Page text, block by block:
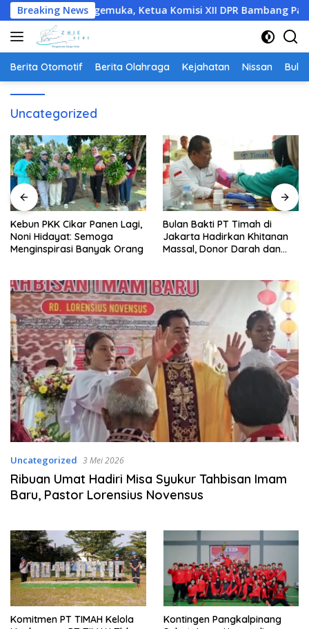
Langsung
ke
konten
Breaking News
Mengemuka, Ketua Komisi XII DPR Bambang Patijaya
Berita Otomotif Berita Olahraga Kejahatan Nissan
Uncategorized
Kebun PKK Cikar Panen Lagi,
Noni Hidayat: Semoga
Menginspirasi Banyak Orang
Bulan Bakti PT Timah di
Jakarta Hadirkan Khitanan
Massal, Donor Darah dan
Uncategorized 3 Mei 2026
Ribuan Umat Hadiri Misa Syukur Tahbisan Imam
Baru, Pastor Lorensius Novensus
Komitmen PT TIMAH Kelola
Kontingen Pangkalpinang